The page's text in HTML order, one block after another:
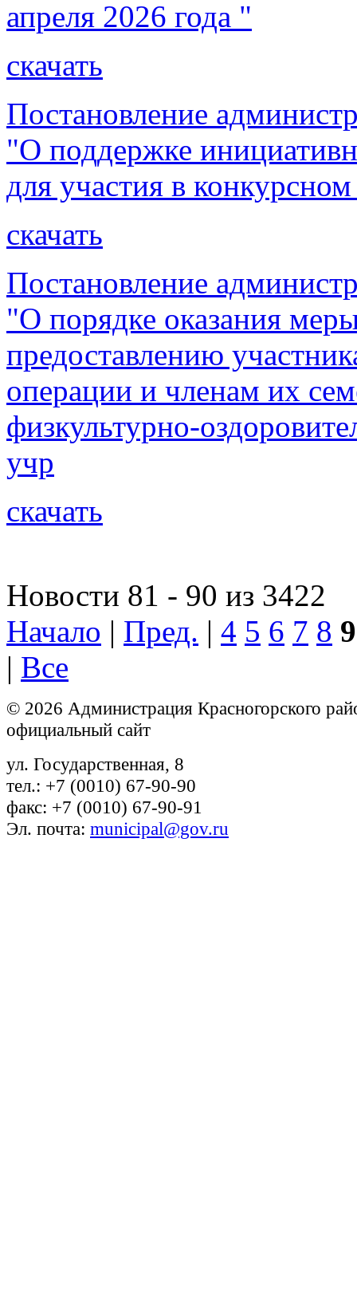
апреля 2026 года "
скачать
Постановление
"О поддержке
для участия в
скачать
Постановление
"О порядке оказания
предоставлению
операции и членам их
физкультурно-
учр
скачать
Новости 81 - 90 из 3422
Начало | Пред. | 4 5 6 7 8 9
| Все
© 2026 Администрация Красногорского
официальный сайт
ул. Государственная, 8
тел.: +7 (0010) 67-90-90
факс: +7 (0010) 67-90-91
Эл. почта: municipal@gov.ru